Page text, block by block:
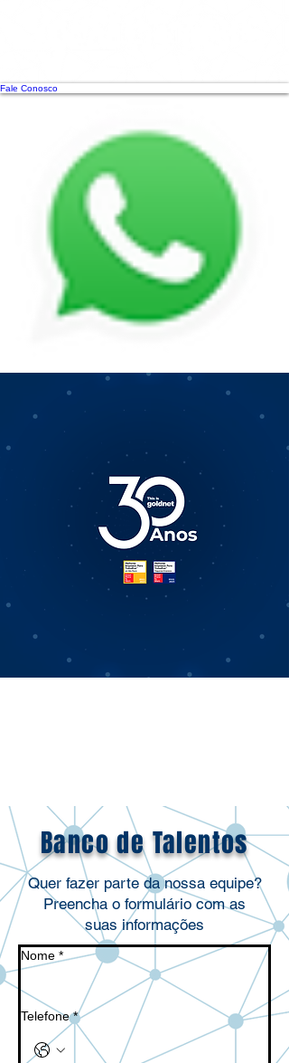
Fale Conosco
Banco de Talentos
Quer fazer parte da nossa equipe?
Preencha o formulário com as
suas informações
Nome *
Telefone *